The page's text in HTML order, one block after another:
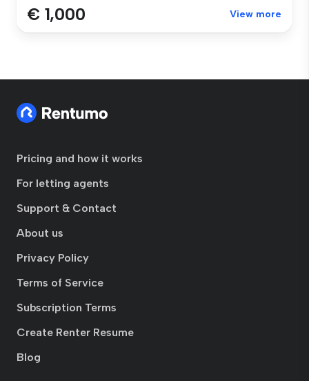
€ 1,000 View more
Pricing and how it works
For letting agents
Support & Contact
About us
Privacy Policy
Terms of Service
Subscription Terms
Create Renter Resume
Blog